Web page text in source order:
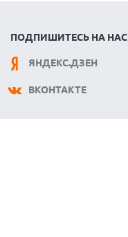
ПОДПИШИТЕСЬ НА НАС
ЯНДЕКС.ДЗЕН
ВКОНТАКТЕ